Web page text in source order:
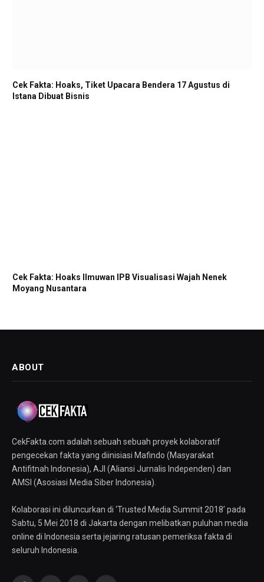
Cek Fakta: Hoaks, Tiket Upacara Bendera 17 Agustus di
Istana Dibuat Bisnis
Cek Fakta: Hoaks Ilmuwan IPB Visualisasi Wajah Nenek
Moyang Nusantara
ABOUT
CekFakta.com adalah sebuah sebuah proyek kolaboratif
pengecekan fakta yang diinisiasi Mafindo (Masyarakat
Antifitnah Indonesia), AJI (Aliansi Jurnalis Independen) dan
AMSI (Asosiasi Media Siber Indonesia).
Kolaborasi ini diluncurkan di ‘Trusted Media Summit 2018’ pada
Sabtu, 5 Mei 2018 di Jakarta dengan melibatkan puluhan media
online di Indonesia serta jejaring ratusan pemeriksa fakta di
seluruh Indonesia.